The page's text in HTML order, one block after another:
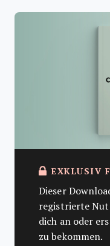
EXKLUSIV
Dieser
registrierte
dich an oder
zu bekommen.